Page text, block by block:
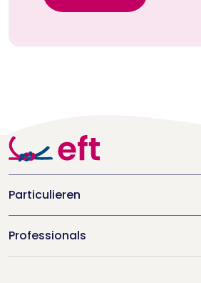
Particulieren
Vind jouw therapeut
Videoportal
Professionals